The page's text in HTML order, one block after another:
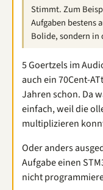
Stimmt. Zum
Aufgaben bestens
Bolide, sondern in
5 Goertzels im
auch ein 70Cent-
Jahren schon. Da
einfach, weil die
multiplizieren
Oder anders
Aufgabe einen
nicht